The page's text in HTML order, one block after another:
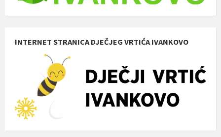
INTERNET STRANICA DJEČJEG VRTIĆA IVANKOVO